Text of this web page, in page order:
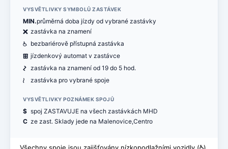
VYSVĚTLIVKY SYMBOLŮ ZASTÁVEK
MIN.průměrná doba jízdy od vybrané zastávky
ë zastávka na znamení
@ bezbariérově přístupná zastávka
æ jízdenkový automat v zastávce
ó zastávka na znamení od 19 do 5 hod.
< zastávka pro vybrané spoje
VYSVĚTLIVKY POZNÁMEK SPOJŮ
$ spoj ZASTAVUJE na všech zastávkách MHD
C ze zast. Sklady jede na Malenovice,Centro